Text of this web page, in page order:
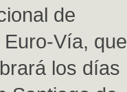
de
Euro-Vía, que
los días